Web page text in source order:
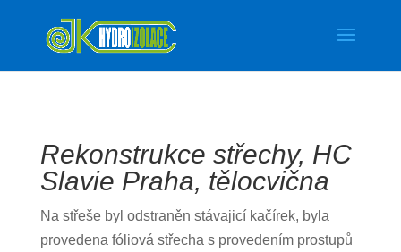
Rekonstrukce střechy, HC
Slavie Praha, tělocvična
Na střeše byl odstraněn stávajicí kačírek, byla
provedena fóliová střecha s provedením prostupů